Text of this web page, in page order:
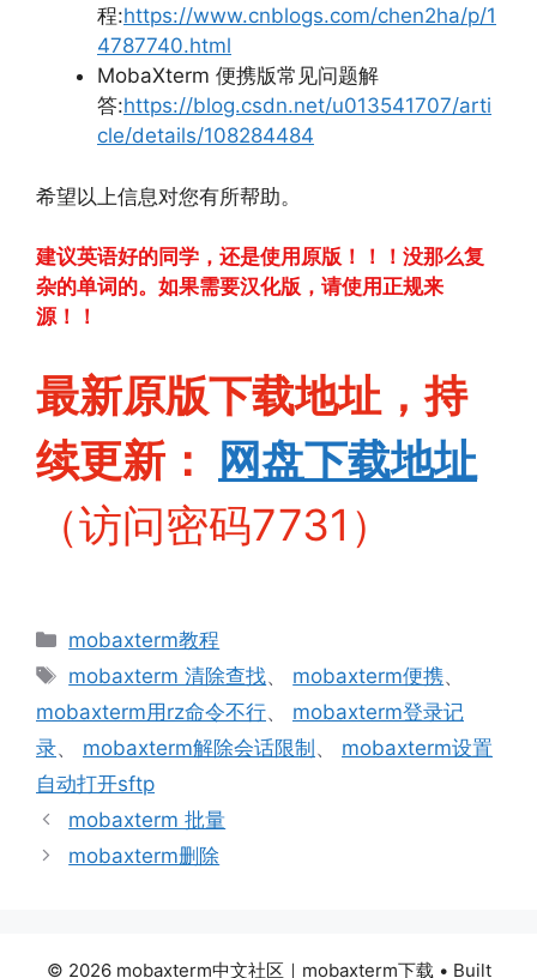
程:https://www.cnblogs.com/chen2ha/p/1
4787740.html
MobaXterm 便携版常见问题解
答:https://blog.csdn.net/u013541707/arti
cle/details/108284484
希望以上信息对您有所帮助。
建议英语好的同学，还是使用原版！！！没那么复
杂的单词的。如果需要汉化版，请使用正规来
源！！
最新原版下载地址，持
续更新：
网盘下载地址
（访问密码7731）
分
mobaxterm教程
标
签
mobaxterm 清除查找、 mobaxterm便携、
mobaxterm用rz命令不行、 mobaxterm登录记
录、 mobaxterm解除会话限制、 mobaxterm设置
自动打开sftp
mobaxterm 批量
mobaxterm删除
© 2026 mobaxterm中文社区｜mobaxterm下载 • Built